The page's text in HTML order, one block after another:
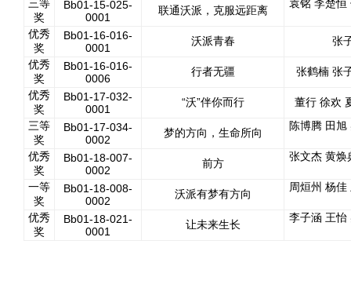
三等
奖
Bb01-15-025-
0001
联通沃派，克服远距离
袁铭 李楚恒
优秀
奖
Bb01-16-016-
0001
沃派青春
张
优秀
奖
Bb01-16-016-
0006
行者无疆
张鹤楠 张
优秀
奖
Bb01-17-032-
0001
“沃”伴你而行
董行 徐欢
三等
奖
Bb01-17-034-
0002
梦的方向，生命所向
陈博腾 田
优秀
奖
Bb01-18-007-
0002
前方
张文杰 黄焕
一等
奖
Bb01-18-008-
0002
沃派有梦有方向
周烜州 杨
优秀
奖
Bb01-18-021-
0001
让未来生长
李子涵 王怡